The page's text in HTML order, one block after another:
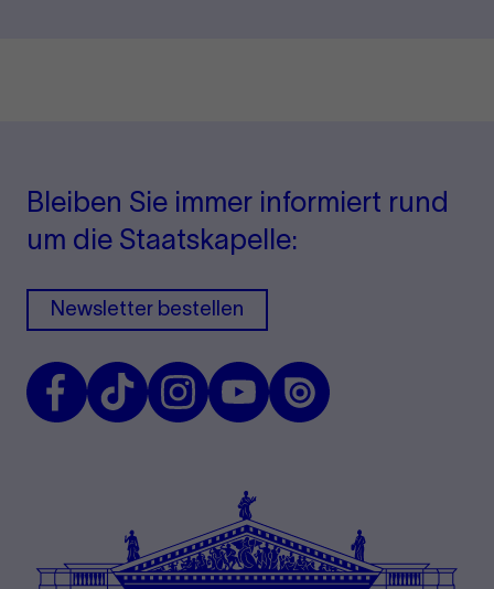
Bleiben Sie immer informiert rund
um die Staatskapelle:
Newsletter bestellen
FacebookTikTokInstagramYoutubeIssuu